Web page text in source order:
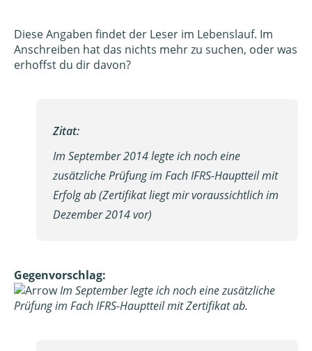
Diese Angaben findet der Leser im Lebenslauf. Im
Anschreiben hat das nichts mehr zu suchen, oder was
erhoffst du dir davon?
Zitat:
Im September 2014 legte ich noch eine
zusätzliche Prüfung im Fach IFRS-Hauptteil mit
Erfolg ab (Zertifikat liegt mir voraussichtlich im
Dezember 2014 vor)
Gegenvorschlag:
Im September legte ich noch eine zusätzliche
Prüfung im Fach IFRS-Hauptteil mit Zertifikat ab.